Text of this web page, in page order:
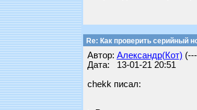
Re: Как проверить серийный
Автор: Александр(Кот)
Дата: 13-01-21 20:51
chekk писал: